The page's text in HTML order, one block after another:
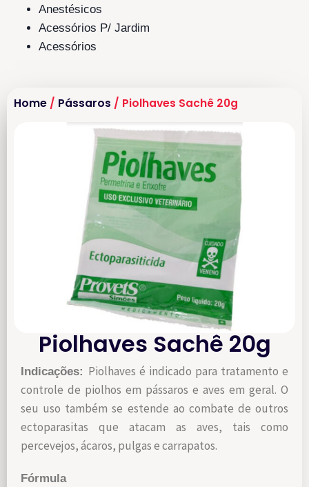
Anestésicos
Acessórios P/ Jardim
Acessórios
Home / Pássaros / Piolhaves Sachê 20g
Piolhaves Sachê 20g
Indicações: Piolhaves é indicado para tratamento e
controle de piolhos em pássaros e aves em geral. O
seu uso também se estende ao combate de outros
ectoparasitas que atacam as aves, tais como
percevejos, ácaros, pulgas e carrapatos.
Fórmula